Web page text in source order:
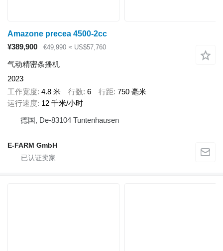
Amazone precea 4500-2cc
¥389,900
€49,990 ≈ US$57,760
气动精密条播机
2023
工作宽度 4.8 米 行数 6 行距 750 毫米
运行速度 12 千米/小时
德国, De-83104 Tuntenhausen
E-FARM GmbH